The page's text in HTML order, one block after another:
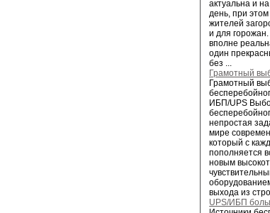
актуальна и
день, при
жителей
и для
вполне
один
без ...
Грамотный
Грамотный
ИБП/UPS
непростая
мире
который с
пополняется
новым
выхода из
UPS/ИБП